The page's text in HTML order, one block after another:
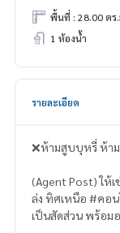
พื้นที่ : 28.00 ตร
1 ห้องน้ำ
รายละเอียด
❌ห้ามสูบบุหรี่ ห้า
(Agent Post) ให้
ล่ง ทิศเหนือ #คอนโดรีเจ้นท์โฮมบางซ่อน28 กั้นห้องนอน ครัวแยก